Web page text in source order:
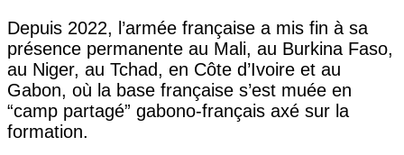
Depuis 2022, l’armée française a mis fin à sa
présence permanente au Mali, au Burkina Faso,
au Niger, au Tchad, en Côte d’Ivoire et au
Gabon, où la base française s’est muée en
“camp partagé” gabono-français axé sur la
formation.